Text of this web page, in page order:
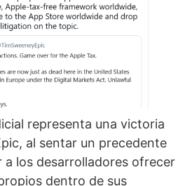
representa una victoria
al sentar un precedente
a los desarrolladores ofrecer
dentro de sus